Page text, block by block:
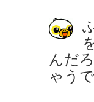
んだ
ゃう